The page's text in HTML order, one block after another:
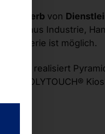
Erwerb von
aus Industrie,
Hotellerie ist möglich.
realisiert
den POLYTOUCH®